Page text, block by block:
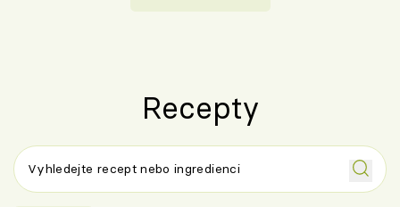
Recepty